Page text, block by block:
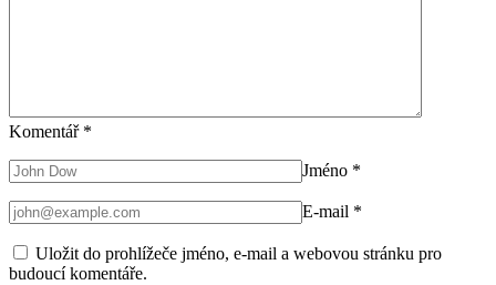
Komentář *
Jméno *
E-mail *
Uložit do prohlížeče jméno, e-mail a webovou stránku pro
budoucí komentáře.